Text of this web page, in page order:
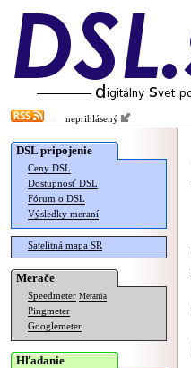
neprihlásený
DSL pripojenie
Ceny DSL
Dostupnosť DSL
Fórum o DSL
Výsledky meraní
Satelitná mapa SR
Merače
Speedmeter Merania
Pingmeter
Googlemeter
Hľadanie